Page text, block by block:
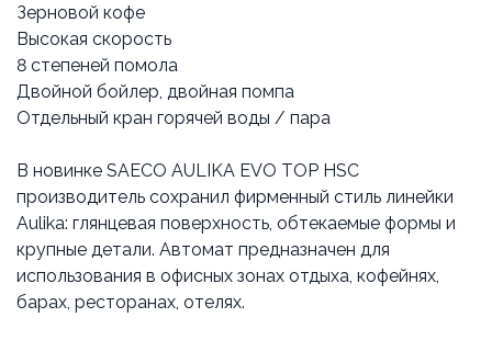
Зерновой кофе
Высокая скорость
8 степеней помола
Двойной бойлер, двойная помпа
Отдельный кран горячей воды / пара
В новинке SAECO AULIKA EVO TOP HSC
производитель сохранил фирменный стиль линейки
Aulika: глянцевая поверхность, обтекаемые формы и
крупные детали. Автомат предназначен для
использования в офисных зонах отдыха, кофейнях,
барах, ресторанах, отелях.